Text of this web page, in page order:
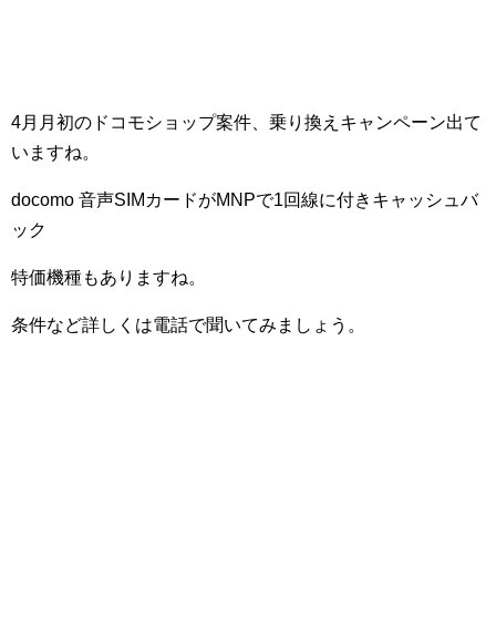
4月月初のドコモショップ案件、乗り換えキャンペーン出て
いますね。
docomo 音声SIMカードがMNPで1回線に付きキャッシュバ
ック
特価機種もありますね。
条件など詳しくは電話で聞いてみましょう。